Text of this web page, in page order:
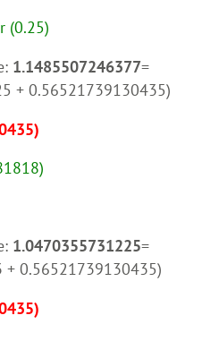
(0.25)
1.1485507246377=
+ 0.56521739130435)
1.0470355731225=
+ 0.56521739130435)